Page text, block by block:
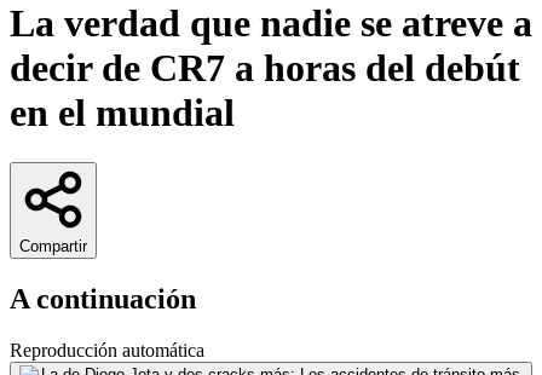
La verdad que nadie se atreve a
decir de CR7 a horas del debút
en el mundial
Compartir
A continuación
Reproducción automática